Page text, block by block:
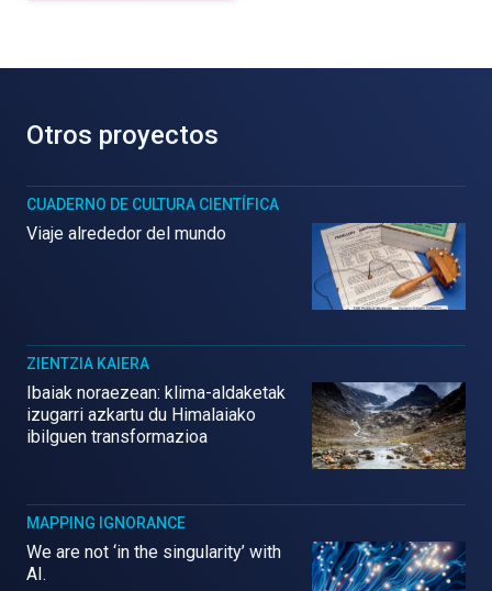
Otros proyectos
CUADERNO DE CULTURA CIENTÍFICA
Viaje alrededor del mundo
ZIENTZIA KAIERA
Ibaiak noraezean: klima-aldaketak
izugarri azkartu du Himalaiako
ibilguen transformazioa
MAPPING IGNORANCE
We are not ‘in the singularity’ with
AI.